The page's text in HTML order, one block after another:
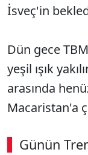
İsveç'in
Dün gece
yeşil ışık
arasında
Macaristan'a
Günün